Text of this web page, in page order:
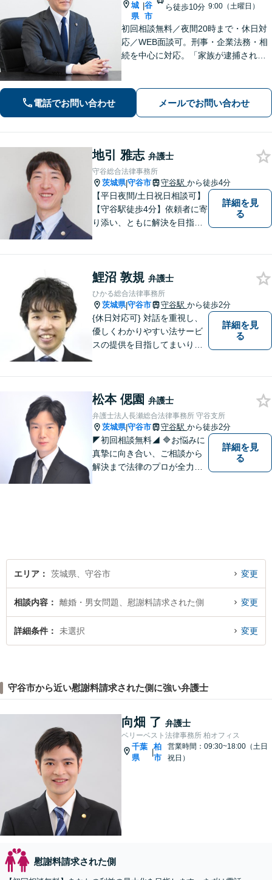
城
県
|谷
市
ら徒歩10分 9:00（土曜日）
初回相談無料／夜間20時まで・休日対
応／WEB面談可。刑事・企業法務・相
続を中心に対応。「家族が逮捕され
じた」など——受任から解決まで当職
が一貫担当いたします
電話でお問い合わせ メールでお問い合わせ
地引 雅志 弁護士
守谷総合法律事務所
茨城県|守谷市 守谷駅 から徒歩4分
【平日夜間/土日祝日相談可】
【守谷駅徒歩4分】依頼者に寄
り添い、ともに解決を目指し
詳細を見
る
鯉沼 敦規 弁護士
ひかる総合法律事務所
茨城県|守谷市 守谷駅 から徒歩2分
{休日対応可} 対話を重視し、
優しくわかりやすい法サービ
スの提供を目指してまいりま
詳細を見
る
松本 偲園 弁護士
弁護士法人長瀬総合法律事務所 守谷支所
茨城県|守谷市 守谷駅 から徒歩2分
◤初回相談無料◢ 🔷お悩みに
真摯に向き合い、ご相談から
解決まで法律のプロが全力で
ださい。
詳細を見
る
エリア 茨城県、守谷市 変更
相談内容 離婚・男女問題、慰謝料請求された側 変更
詳細条件 未選択 変更
守谷市から近い慰謝料請求された側に強い弁護士
向畑 了 弁護士
ベリーベスト法律事務所 柏オフィス
千葉
県
|
柏
市
営業時間：09:30~18:00（土日
祝日）
慰謝料請求された側